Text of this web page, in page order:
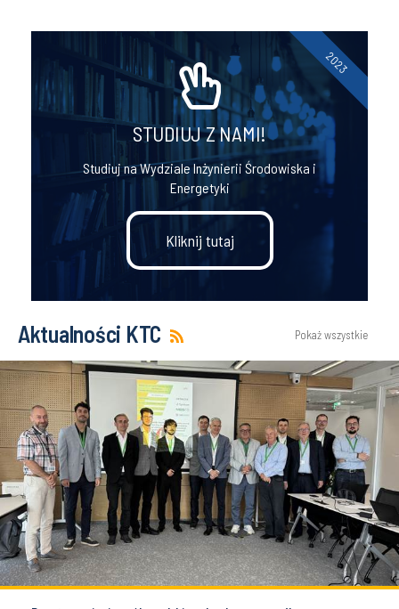
STUDIUJ Z NAMI!
Studiuj na Wydziale Inżynierii Środowiska i
Energetyki
Kliknij tutaj
2023
Aktualności KTC Pokaż wszystkie